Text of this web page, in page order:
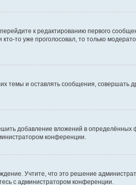
к редактированию первого
то уже проголосовал, то только
темы и оставлять сообщения, совершать
добавление вложений в определённых
конференции.
Учтите, что это решение
с администратором конференции.